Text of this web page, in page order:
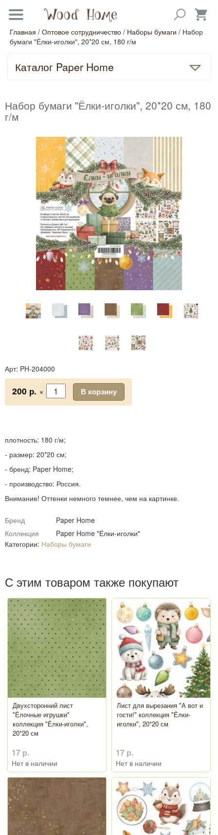
Главная / Оптовое сотрудничество / Наборы бумаги / Набор
бумаги "Ёлки-иголки", 20*20 см, 180 г/м
Каталог Paper Home
Набор бумаги "Ёлки-иголки", 20*20 см, 180
г/м
Арт: PH-204000
200 р. ×
плотность: 180 г/м;
- размер: 20*20 см;
- бренд: Paper Home;
- производство: Россия.
Внимание! Оттенки немного темнее, чем на картинке.
Бренд
Paper Home
Коллекция
Paper Home "Ёлки-иголки"
Категории: Наборы бумаги
С этим товаром также покупают
Двухсторонний лист
"Ёлочные игрушки"
коллекция "Ёлки-иголки",
20*20 см
17 р.
Нет в наличии
Лист для вырезания "А вот и
гости!" коллекция "Ёлки-
иголки", 20*20 см
17 р.
Нет в наличии